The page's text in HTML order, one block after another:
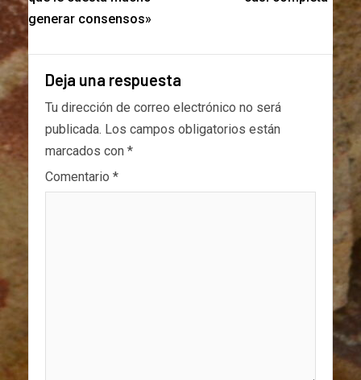
generar consensos»
Deja una respuesta
Tu dirección de correo electrónico no será
publicada. Los campos obligatorios están
marcados con *
Comentario *